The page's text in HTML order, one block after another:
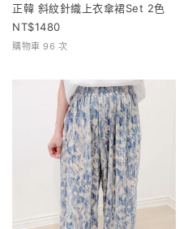
正韓 斜紋針織上衣傘裙Set 2色
1480
購物車 96 次